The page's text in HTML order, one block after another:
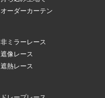
オーダーカーテン
非ミラーレース
遮像レース
遮熱レース